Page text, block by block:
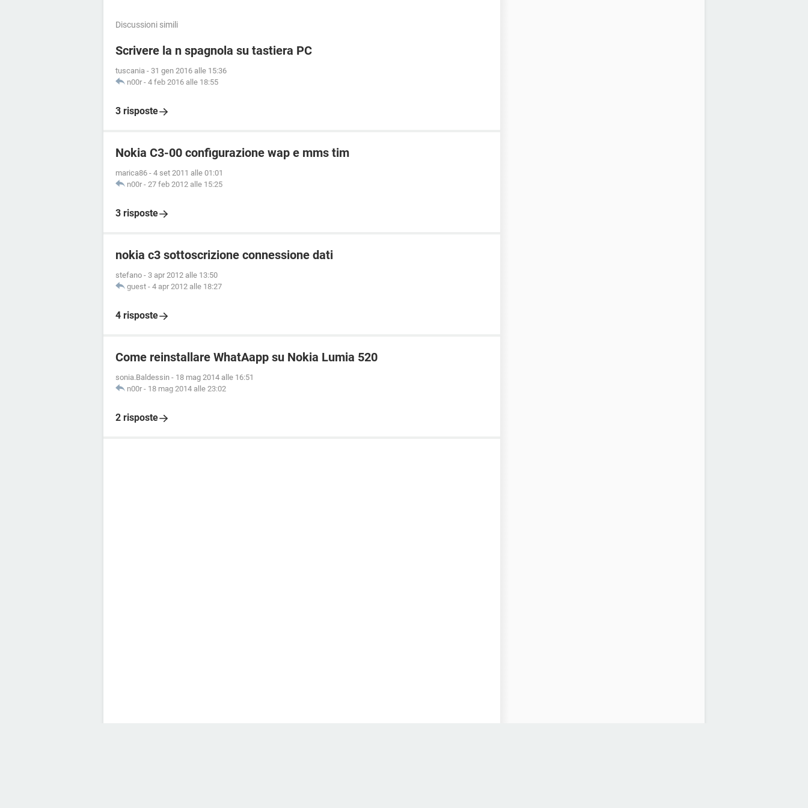
Discussioni simili
Scrivere la n spagnola su tastiera PC
tuscania - 31 gen 2016 alle 15:36
n00r - 4 feb 2016 alle 18:55
3 risposte
Nokia C3-00 configurazione wap e mms tim
marica86 - 4 set 2011 alle 01:01
n00r - 27 feb 2012 alle 15:25
3 risposte
nokia c3 sottoscrizione connessione dati
stefano - 3 apr 2012 alle 13:50
guest - 4 apr 2012 alle 18:27
4 risposte
Come reinstallare WhatAapp su Nokia Lumia 520
sonia.Baldessin - 18 mag 2014 alle 16:51
n00r - 18 mag 2014 alle 23:02
2 risposte